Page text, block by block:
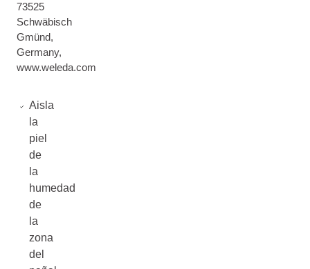
73525
Schwäbisch
Gmünd,
Germany,
www.weleda.com
Aisla
la
piel
de
la
humedad
de
la
zona
del